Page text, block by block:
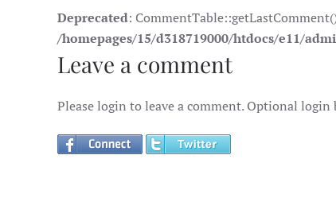
Deprecated:
/homepages/15/d318719000/htdocs/e11/
Leave a comment
Please login to leave a comment. Optional login